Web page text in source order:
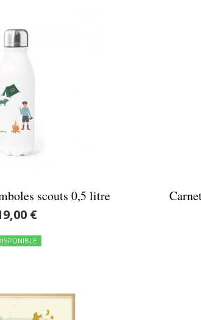
scouts 0,5 litre
€